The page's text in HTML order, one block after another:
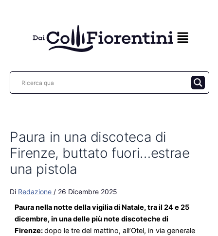
Paura in una discoteca di
Firenze, buttato fuori…estrae
una pistola
Di Redazione / 26 Dicembre 2025
Paura nella notte della vigilia di Natale, tra il 24 e 25
dicembre, in una delle più note discoteche di
Firenze:dopo le tre del mattino, all’Otel, in via generale